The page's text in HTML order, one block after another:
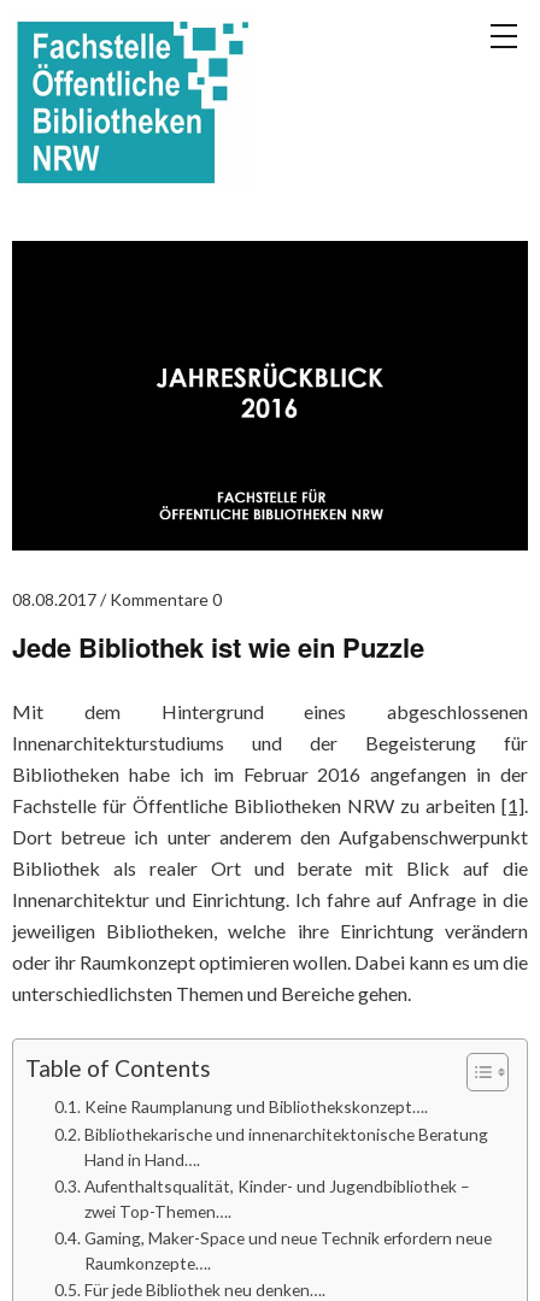
08.08.2017 Kommentare 0
Jede Bibliothek ist wie ein Puzzle
Mit dem Hintergrund eines abgeschlossenen
Innenarchitekturstudiums und der Begeisterung für
Bibliotheken habe ich im Februar 2016 angefangen in der
Fachstelle für Öffentliche Bibliotheken NRW zu arbeiten [1].
Dort betreue ich unter anderem den Aufgabenschwerpunkt
Bibliothek als realer Ort und berate mit Blick auf die
Innenarchitektur und Einrichtung. Ich fahre auf Anfrage in die
jeweiligen Bibliotheken, welche ihre Einrichtung verändern
oder ihr Raumkonzept optimieren wollen. Dabei kann es um die
unterschiedlichsten Themen und Bereiche gehen.
Table of Contents
Keine Raumplanung und Bibliothekskonzept….
Bibliothekarische und innenarchitektonische Beratung
Hand in Hand….
Aufenthaltsqualität, Kinder- und Jugendbibliothek –
zwei Top-Themen….
Gaming, Maker-Space und neue Technik erfordern neue
Raumkonzepte….
Für jede Bibliothek neu denken….